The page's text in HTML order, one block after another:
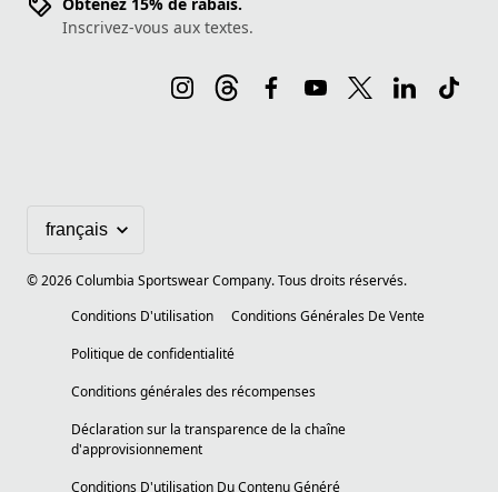
Inscrivez-vous aux textes.
©2026Columbia Sportswear Company. Tous droits réservés.
Conditions D'utilisation
Conditions Générales De Vente
Politique de confidentialité
Conditions générales des récompenses
Déclaration sur la transparence de la chaîne
d'approvisionnement
Conditions D'utilisation Du Contenu Généré